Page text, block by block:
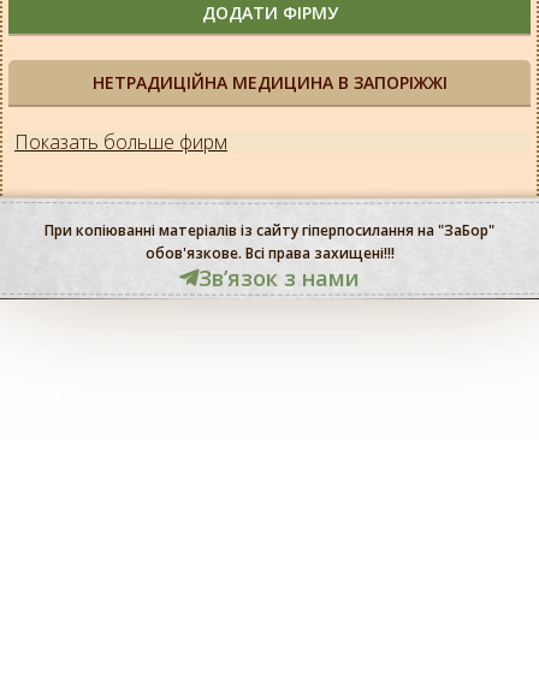
НЕТРАДИЦІЙНА МЕДИЦИНА В ЗАПОРІЖЖІ
Показать больше фирм
ДОДАТИ ФІРМУ
При копіюванні матеріалів із сайту гіперпосилання на "ЗаБор"
обов'язкове. Всі права захищені!!!
Звʼязок з нами